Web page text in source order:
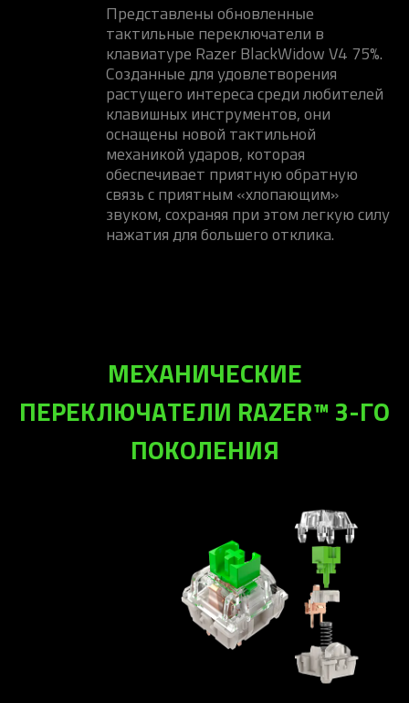
Представлены обновленные
тактильные переключатели в
клавиатуре Razer BlackWidow V4 75%.
Созданные для удовлетворения
растущего интереса среди любителей
клавишных инструментов, они
оснащены новой тактильной
механикой ударов, которая
обеспечивает приятную обратную
связь с приятным «хлопающим»
звуком, сохраняя при этом легкую силу
нажатия для большего отклика.
МЕХАНИЧЕСКИЕ
ПЕРЕКЛЮЧАТЕЛИ RAZER™ 3-ГО
ПОКОЛЕНИЯ